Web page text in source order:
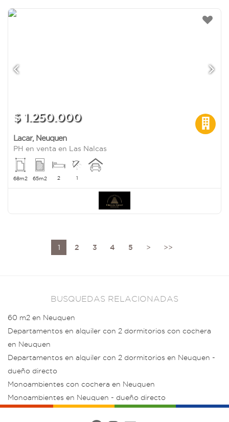
$ 1.250.000
Lacar, Neuquen
PH en venta en Las Nalcas
68m2 65m2 2 1
1 2 3 4 5 > >>
BUSQUEDAS RELACIONADAS
60 m2 en Neuquen
Departamentos en alquiler con 2 dormitorios con cochera
en Neuquen
Departamentos en alquiler con 2 dormitorios en Neuquen -
dueño directo
Monoambientes con cochera en Neuquen
Monoambientes en Neuquen - dueño directo